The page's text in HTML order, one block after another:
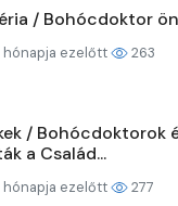
/ Bohócdoktor
hónapja ezelőtt 263
/ Bohócdoktorok
a Család...
hónapja ezelőtt 277